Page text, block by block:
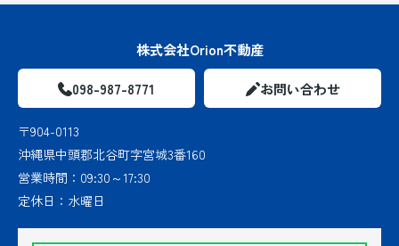
株式会社Orion不動産
098-987-8771 お問い合わせ
〒904-0113
沖縄県中頭郡北谷町字宮城3番160
営業時間： 09:30～17:30
定休日： 水曜日